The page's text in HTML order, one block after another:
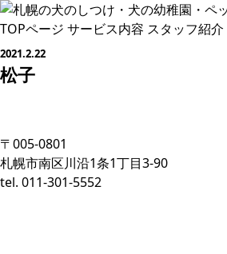
TOPページ サービス内容 スタッフ紹介
2021.2.22
松子
〒005-0801
札幌市南区川沿1条1丁目3-90
tel. 011-301-5552